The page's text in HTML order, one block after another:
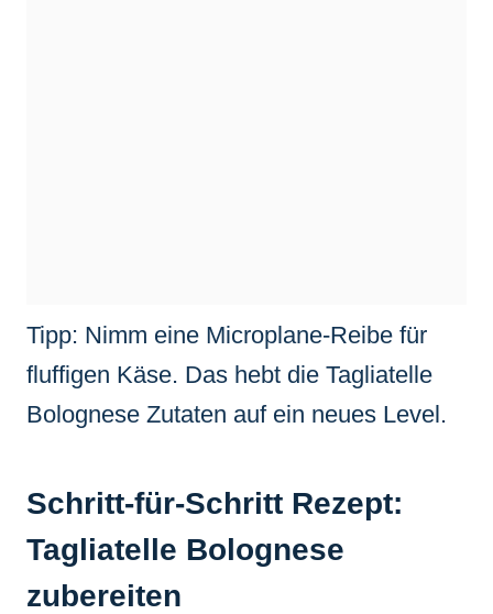
Tipp: Nimm eine Microplane-Reibe für
fluffigen Käse. Das hebt die Tagliatelle
Bolognese Zutaten auf ein neues Level.
Schritt-für-Schritt Rezept:
Tagliatelle Bolognese
zubereiten